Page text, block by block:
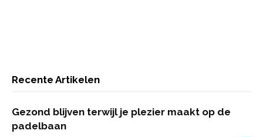
Recente Artikelen
Gezond blijven terwijl je plezier maakt op de
padelbaan